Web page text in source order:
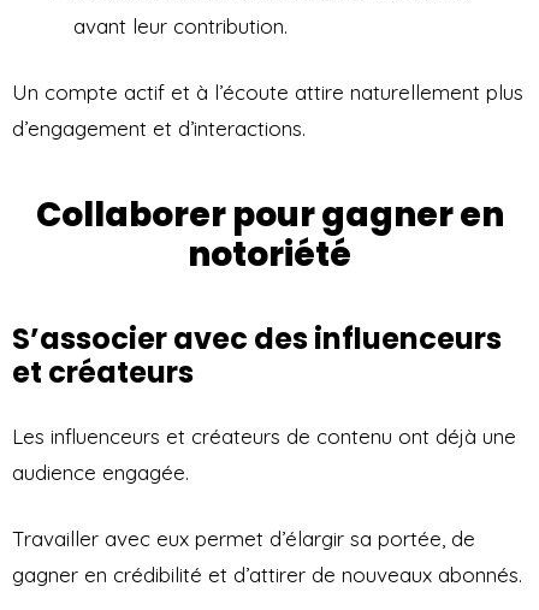
avant leur contribution.
Un compte actif et à l’écoute attire naturellement plus
d’engagement et d’interactions.
Collaborer pour gagner en
notoriété
S’associer avec des influenceurs
et créateurs
Les influenceurs et créateurs de contenu ont déjà une
audience engagée.
Travailler avec eux permet d’élargir sa portée, de
gagner en crédibilité et d’attirer de nouveaux abonnés.